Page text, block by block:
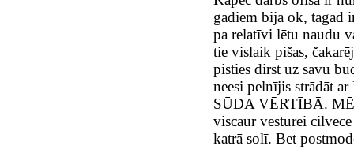
gadiem bija ok, tagad
pa relatīvi lētu naudu
tie vislaik pišas,
pisties dirst uz savu
neesi pelnījis strādāt
SŪDA VĒRTĪBĀ.
viscaur vēsturei
katrā solī. Bet